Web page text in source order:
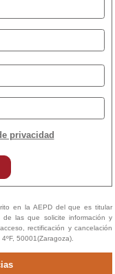
privacidad
en la AEPD del que es titular
las que solicite información y
rectificación y cancelación
50001(Zaragoza).